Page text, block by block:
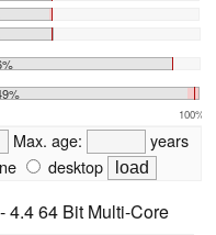
100%
Max. age:
years
desktop
4.4 64 Bit Multi-Core